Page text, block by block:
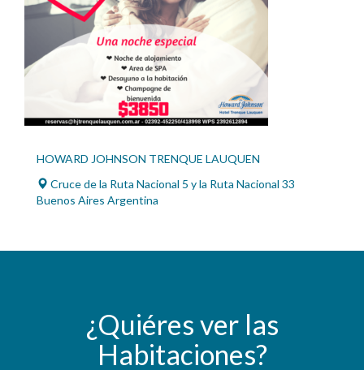
HOWARD JOHNSON TRENQUE LAUQUEN
Cruce de la Ruta Nacional 5 y la Ruta Nacional 33
Buenos Aires Argentina
¿Quiéres ver las
Habitaciones?